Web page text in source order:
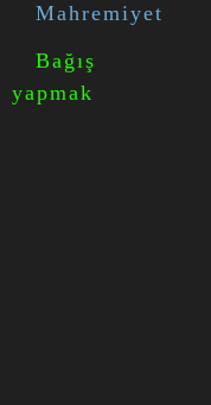
Mahremiyet
Bağış
yapmak